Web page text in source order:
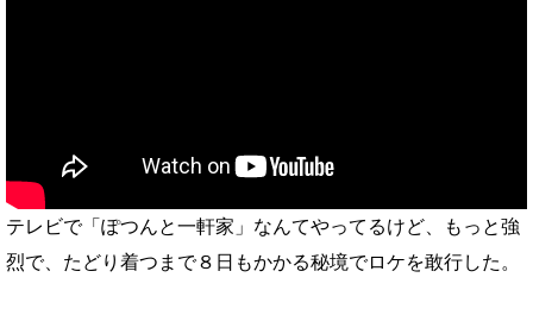
テレビで「ぽつんと一軒家」なんてやってるけど、もっと強
烈で、たどり着つまで８日もかかる秘境でロケを敢行した。